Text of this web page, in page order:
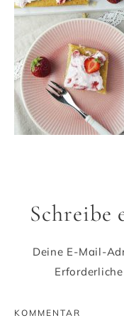
Schreibe
Deine E-Mail-
KOMMENTAR